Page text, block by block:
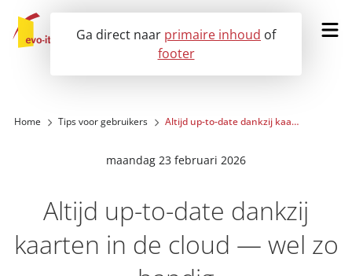
Ga direct naar primaire inhoud of
footer
Onze oplossingen
Voor wie?
Klantervaringen
Home Tips voor gebruikers Altijd up-to-date dankzij kaarten in de cloud — wel zo handig
maandag 23 februari 2026
Altijd up-to-date dankzij
kaarten in de cloud — wel zo